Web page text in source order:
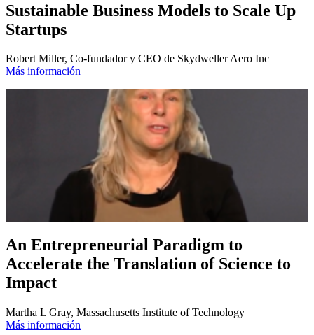
Sustainable Business Models to Scale Up
Startups
Robert Miller, Co-fundador y CEO de Skydweller Aero Inc
Más información
An Entrepreneurial Paradigm to
Accelerate the Translation of Science to
Impact
Martha L Gray, Massachusetts Institute of Technology
Más información